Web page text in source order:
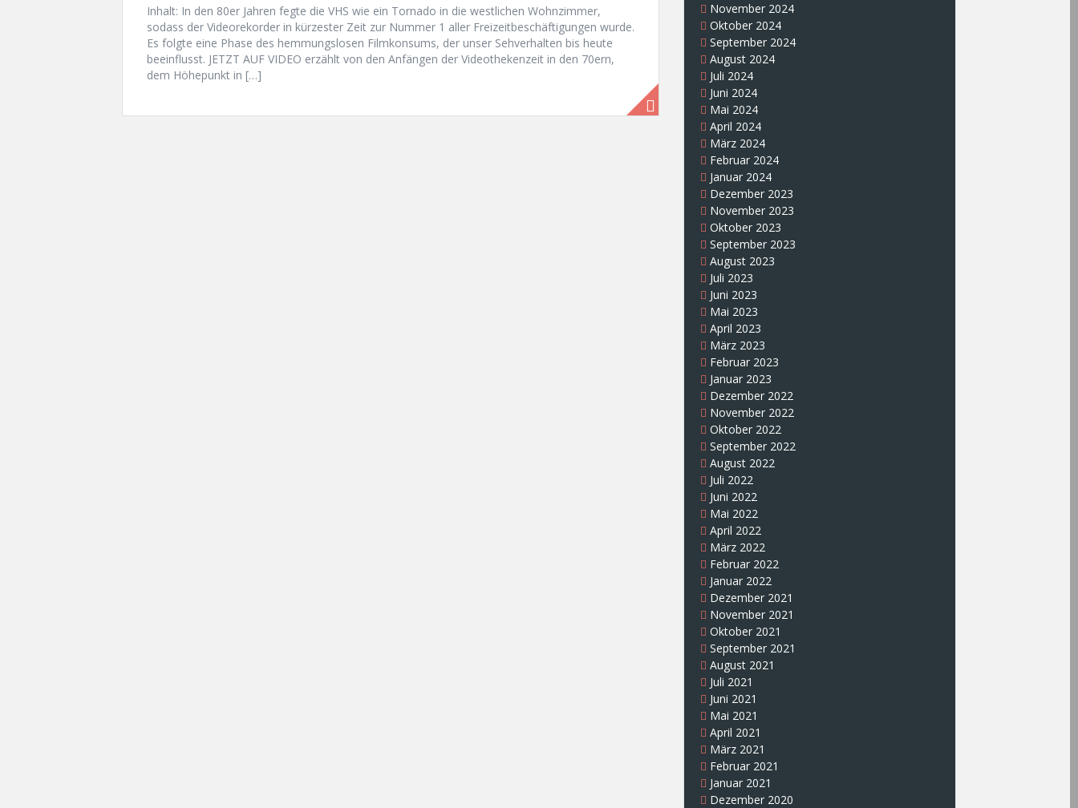
Inhalt: In den 80er Jahren fegte die VHS wie ein Tornado in die westlichen Wohnzimmer,
sodass der Videorekorder in kürzester Zeit zur Nummer 1 aller Freizeitbeschäftigungen wurde.
Es folgte eine Phase des hemmungslosen Filmkonsums, der unser Sehverhalten bis heute
beeinflusst. JETZT AUF VIDEO erzählt von den Anfängen der Videothekenzeit in den 70ern,
dem Höhepunkt in […]
November 2024
Oktober 2024
September 2024
August 2024
Juli 2024
Juni 2024
Mai 2024
April 2024
März 2024
Februar 2024
Januar 2024
Dezember 2023
November 2023
Oktober 2023
September 2023
August 2023
Juli 2023
Juni 2023
Mai 2023
April 2023
März 2023
Februar 2023
Januar 2023
Dezember 2022
November 2022
Oktober 2022
September 2022
August 2022
Juli 2022
Juni 2022
Mai 2022
April 2022
März 2022
Februar 2022
Januar 2022
Dezember 2021
November 2021
Oktober 2021
September 2021
August 2021
Juli 2021
Juni 2021
Mai 2021
April 2021
März 2021
Februar 2021
Januar 2021
Dezember 2020